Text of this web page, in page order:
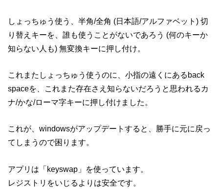
しょっちゅう使う、半角/全角 (日本語/アルファベット) 切
り替えキーを、誰も使うことがないであろう (何のキーか
知らない人も) 無変換キーに押し付け。
これまたしょっちゅう使うのに、小指の遠くにあるback
spaceを、これまた存在さえ知らないだろうと思われるカ
ナ/かな/ローマ字キーに押し付けました。
これが、windowsがアップデートすると、勝手に元に戻っ
てしまうので困ります。
アプリは「keyswap」を使っています。
レジストリをいじるよりは安全です。